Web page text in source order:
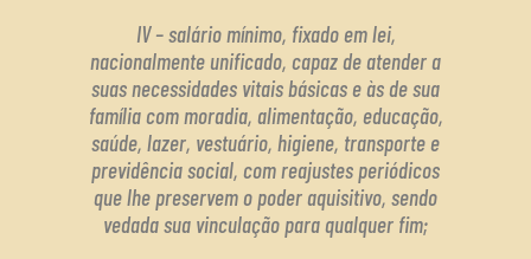
IV – salário mínimo, fixado em lei,
nacionalmente unificado, capaz de atender a
suas necessidades vitais básicas e às de sua
família com moradia, alimentação, educação,
saúde, lazer, vestuário, higiene, transporte e
previdência social, com reajustes periódicos
que lhe preservem o poder aquisitivo, sendo
vedada sua vinculação para qualquer fim;